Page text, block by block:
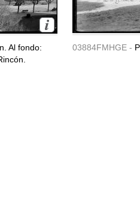
Al fondo:
03884FMHGE -